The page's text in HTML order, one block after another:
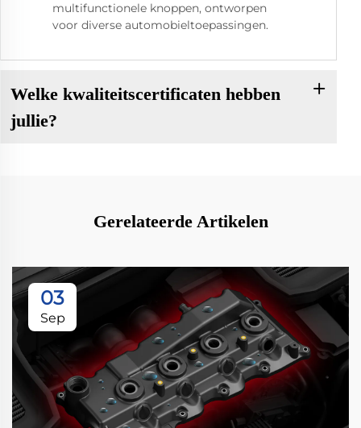
multifunctionele knoppen, ontworpen
voor diverse automobieltoepassingen.
Welke kwaliteitscertificaten hebben
jullie?
Gerelateerde Artikelen
03
Sep